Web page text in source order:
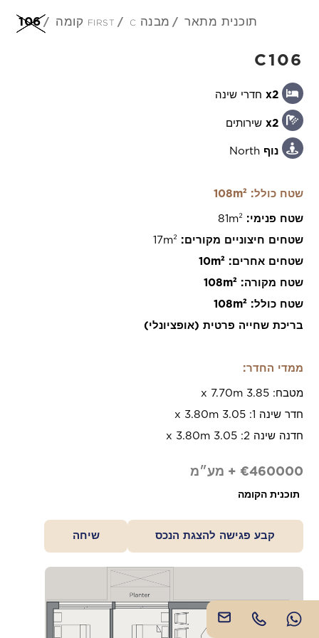
תוכנית מתאר מבנה c first קומה 106
C106
x2 חדרי שינה
x2 שירותים
נוףNorth
שטח כולל: 108m²
שטח פנימי:
שטחים חיצוניים מקורים: 17m²
שטחים אחרים: 10m²
שטח מקורה: 108m²
שטח כולל: 108m²
בריכת שחייה פרטית (אופציונלי)
ממדי החדר:
מטבח: 3.85 x 7.70m
חדר שינה 1: 3.05 x 3.80m
חדנה שינה 2: 3.05 x 3.80m
€460000 + מע״מ
תוכנית הקומה
קבע פגישה להצגת הנכס שיחה
201 Arch. Makarios III Avenue, 3030 Limassol,
.